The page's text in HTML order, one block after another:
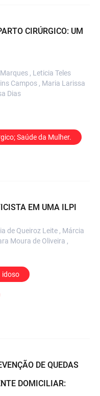
CIRÚRGICO: UM
, Leticia Teles
Campos , Maria Larissa
Dias
Saúde da Mulher.
EM UMA ILPI
de Queiroz Leite , Márcia
Moura de Oliveira ,
idoso
DE QUEDAS
DOMICILIAR: